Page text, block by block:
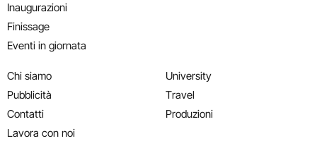
Inaugurazioni
Finissage
Eventi in giornata
Chi siamo
Pubblicità
Contatti
Lavora con noi
University
Travel
Produzioni